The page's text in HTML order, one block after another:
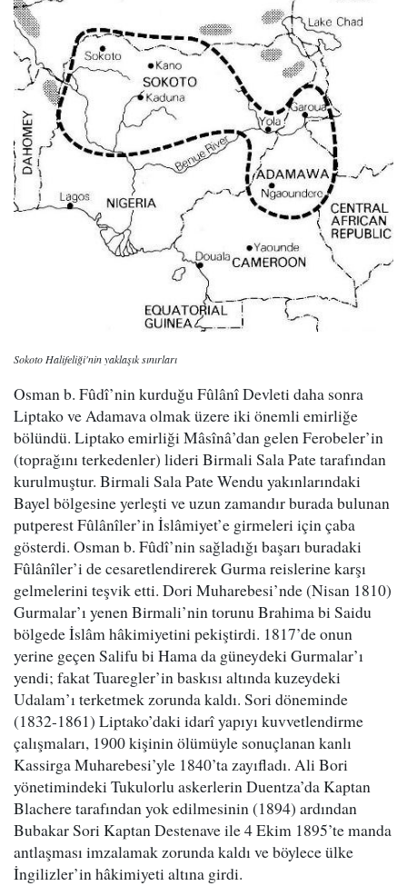
Sokoto Halifeliği'nin yaklaşık sınırları
Osman b. Fûdî’nin kurduğu Fûlânî Devleti daha sonra
Liptako ve Adamava olmak üzere iki önemli emirliğe
bölündü. Liptako emirliği Mâsînâ’dan gelen Ferobeler’in
(toprağını terkedenler) lideri Birmali Sala Pate tarafından
kurulmuştur. Birmali Sala Pate Wendu yakınlarındaki
Bayel bölgesine yerleşti ve uzun zamandır burada bulunan
putperest Fûlânîler’in İslâmiyet’e girmeleri için çaba
gösterdi. Osman b. Fûdî’nin sağladığı başarı buradaki
Fûlânîler’i de cesaretlendirerek Gurma reislerine karşı
gelmelerini teşvik etti. Dori Muharebesi’nde (Nisan 1810)
Gurmalar’ı yenen Birmali’nin torunu Brahima bi Saidu
bölgede İslâm hâkimiyetini pekiştirdi. 1817’de onun
yerine geçen Salifu bi Hama da güneydeki Gurmalar’ı
yendi; fakat Tuaregler’in baskısı altında kuzeydeki
Udalam’ı terketmek zorunda kaldı. Sori döneminde
(1832-1861) Liptako’daki idarî yapıyı kuvvetlendirme
çalışmaları, 1900 kişinin ölümüyle sonuçlanan kanlı
Kassirga Muharebesi’yle 1840’ta zayıfladı. Ali Bori
yönetimindeki Tukulorlu askerlerin Duentza’da Kaptan
Blachere tarafından yok edilmesinin (1894) ardından
Bubakar Sori Kaptan Destenave ile 4 Ekim 1895’te manda
antlaşması imzalamak zorunda kaldı ve böylece ülke
İngilizler’in hâkimiyeti altına girdi.